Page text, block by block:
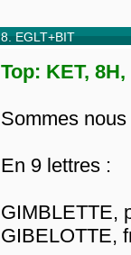
8. EGLT+BIT
Top: KET,
Sommes
En 9 lettres :
GIMBLETTE,
GIBELOTTE,